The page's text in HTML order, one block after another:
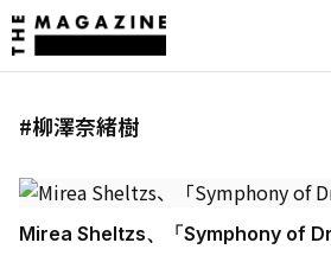
#柳澤奈緒樹
Mirea Sheltzs、「Symphony of